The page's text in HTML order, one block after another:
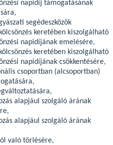
napidíj támogatásának
segédeszközök
keretében kiszolgálható
napidíjának emelésére,
keretében kiszolgálható
napidíjának csökkentésére,
csoportban (alcsoportban)
alapjául szolgáló árának
alapjául szolgáló árának
való törlésére,